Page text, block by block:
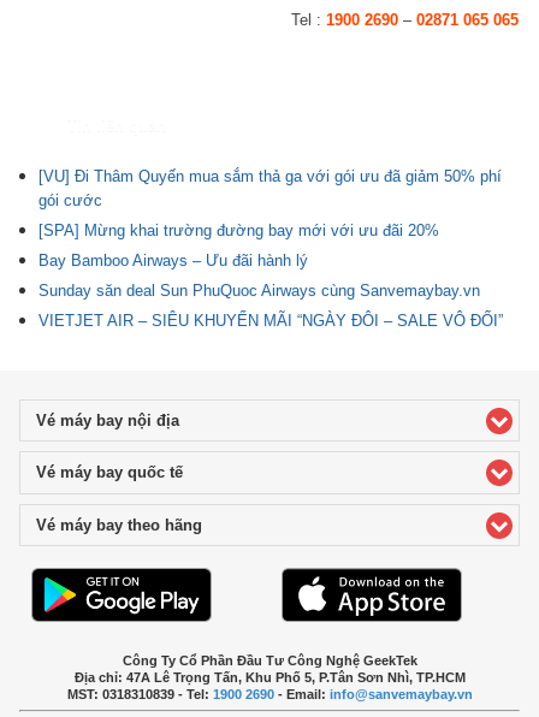
Tel : 1900 2690– 02871 065 065
[VU] Đi Thâm Quyến mua sắm thả ga với gói ưu đã giảm 50% phí
gói cước
[SPA] Mừng khai trường đường bay mới với ưu đãi 20%
Bay Bamboo Airways – Ưu đãi hành lý
Sunday săn deal Sun PhuQuoc Airways cùng Sanvemaybay.vn
VIETJET AIR – SIÊU KHUYẾN MÃI “NGÀY ĐÔI – SALE VÔ ĐỐI”
Vé máy bay nội địaclick to expand contents
Vé máy bay quốc tếclick to expand contents
Vé máy bay theo hãng
Công Ty Cổ Phần Đầu Tư Công Nghệ GeekTek
Địa chỉ: 47A Lê Trọng Tấn, Khu Phố 5, P.Tân Sơn Nhì, TP.HCM
MST: 0318310839 - Tel: 1900 2690- Email: info@sanvemaybay.vn